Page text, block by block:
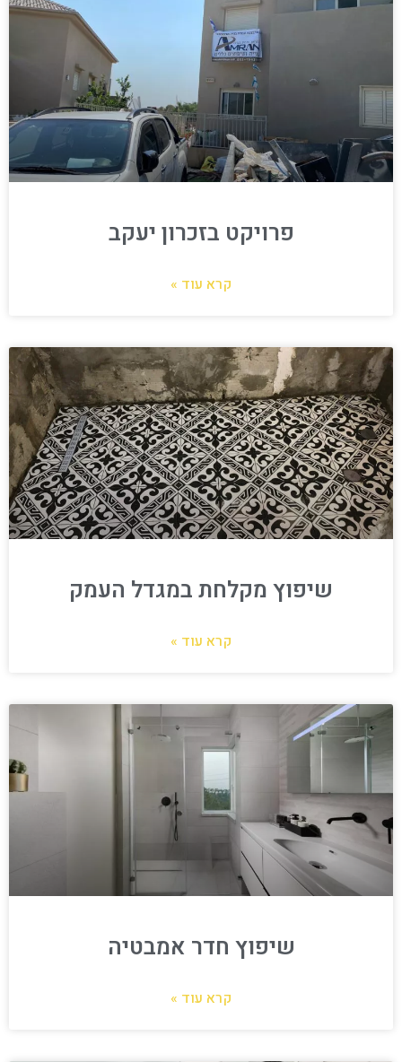
פרויקט בזכרון יעקב
קרא עוד »
שיפוץ מקלחת במגדל העמק
קרא עוד »
שיפוץ חדר אמבטיה
קרא עוד »